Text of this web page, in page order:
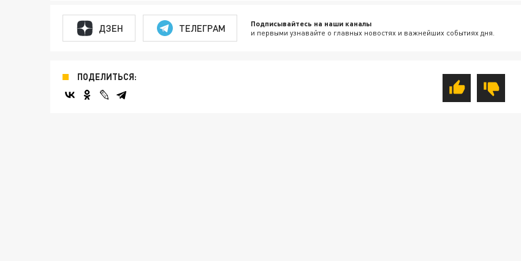
ДЗЕН ТЕЛЕГРАМ Подписывайтесь на наши каналы
и первыми узнавайте о главных новостях и важнейших событиях дня.
ПОДЕЛИТЬСЯ: